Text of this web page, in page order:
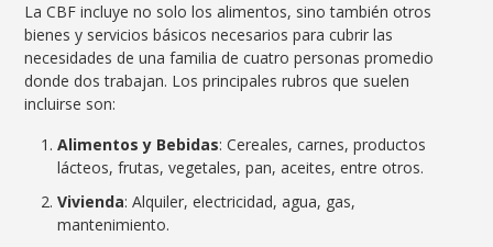
La CBF incluye no solo los alimentos, sino también otros
bienes y servicios básicos necesarios para cubrir las
necesidades de una familia de cuatro personas promedio
donde dos trabajan. Los principales rubros que suelen
incluirse son:
Alimentos y Bebidas: Cereales, carnes, productos
lácteos, frutas, vegetales, pan, aceites, entre otros.
Vivienda: Alquiler, electricidad, agua, gas,
mantenimiento.